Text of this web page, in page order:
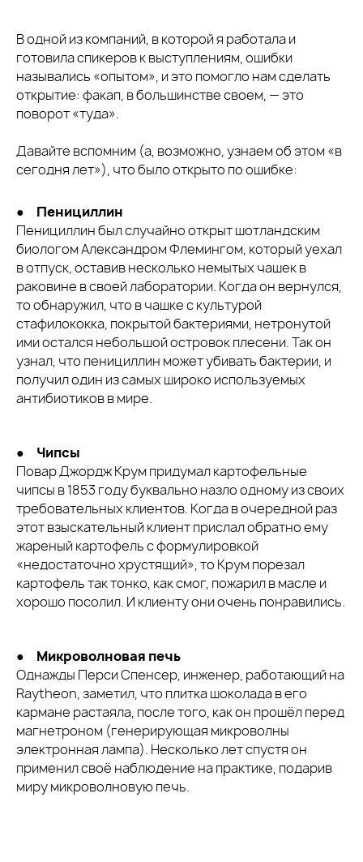
В одной из компаний, в которой я работала и
готовила спикеров к выступлениям, ошибки
назывались «опытом», и это помогло нам сделать
открытие: факап, в большинстве своем, — это
поворот «туда».
Давайте вспомним (а, возможно, узнаем об этом «в
сегодня лет»), что было открыто по ошибке:
● Пенициллин
Пенициллин был случайно открыт шотландским
биологом Александром Флемингом, который уехал
в отпуск, оставив несколько немытых чашек в
раковине в своей лаборатории. Когда он вернулся,
то обнаружил, что в чашке с культурой
стафилококка, покрытой бактериями, нетронутой
ими остался небольшой островок плесени. Так он
узнал, что пенициллин может убивать бактерии, и
получил один из самых широко используемых
антибиотиков в мире.
● Чипсы
Повар Джордж Крум придумал картофельные
чипсы в 1853 году буквально назло одному из своих
требовательных клиентов. Когда в очередной раз
этот взыскательный клиент прислал обратно ему
жареный картофель с формулировкой
«недостаточно хрустящий», то Крум порезал
картофель так тонко, как смог, пожарил в масле и
хорошо посолил. И клиенту они очень понравились.
● Микроволновая печь
Однажды Перси Спенсер, инженер, работающий на
Raytheon, заметил, что плитка шоколада в его
кармане растаяла, после того, как он прошёл перед
магнетроном (генерирующая микроволны
электронная лампа). Несколько лет спустя он
применил своё наблюдение на практике, подарив
миру микроволновую печь.